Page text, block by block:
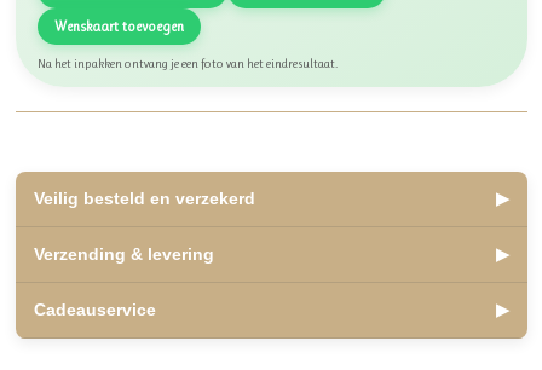
Wenskaart toevoegen
Na het inpakken ontvang je een foto van het eindresultaat.
Veilig besteld en verzekerd ▶
✅ Veilig betalen met iDEAL, Bancontact en Klarna
Veilige, betrouwbare winkelervaring.
Verzending & levering ▶
✅ Kosteloos afhalen mogelijk in Olst
✅ Verzending Nederland en België
Cadeauservice ▶